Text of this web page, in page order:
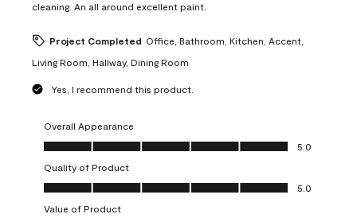
cleaning. An all around excellent paint.
Project Completed Office, Bathroom, Kitchen, Accent,
Living Room, Hallway, Dining Room
Yes, I recommend this product.
Overall Appearance
Overall Appearance, 5.0 out of 5
5.0
Quality of Product
Quality of Product, 5.0 out of 5
5.0
Value of Product